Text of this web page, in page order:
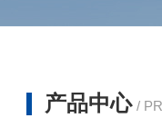
产品中心 /